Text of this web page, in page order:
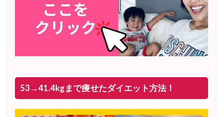
53→41.4kgまで痩せたダイエット方法！